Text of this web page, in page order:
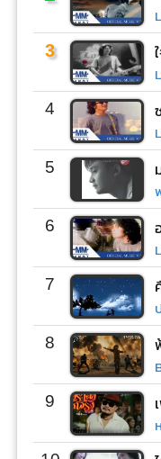
3
4
5
6
7
8
9